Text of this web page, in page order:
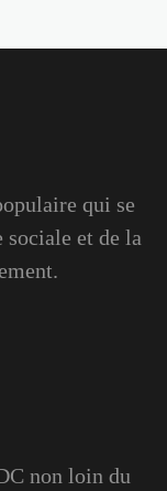
qui se
sociale et de la
non loin du